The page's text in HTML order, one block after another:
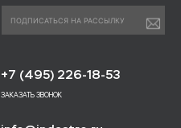
+7 (495) 226-18-53
ЗАКАЗАТЬ ЗВОНОК